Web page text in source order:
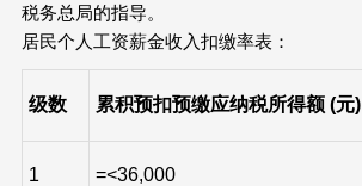
税务总局的指导。
居民个人工资薪金收入扣缴率表：
级数 累积预扣预缴应纳税所得额 (元)
1 =<36,000